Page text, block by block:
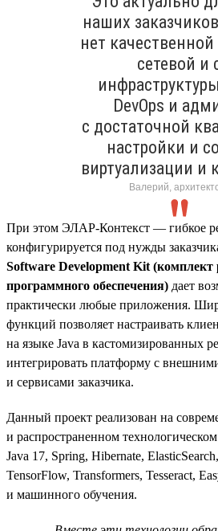
наших
нет
сетевой и
DevOps и
с достаточной
настройки и
виртуализации и
Валерий,
При этом ЭЛАР-Контекст — гибкое
конфигурируется под нужды
Software Development Kit (комплект
программного обеспечения) дает
практически любые приложения.
функций позволяет настраивать
на языке Java в кастомизированных
интегрировать платформу с
и сервисами заказчика.
Данный проект реализован на
и распространенном
Java 17, Spring, Hibernate,
TensorFlow, Transformers, Tesseract,
и машинного обучения.